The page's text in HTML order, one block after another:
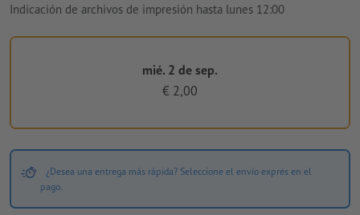
Indicación de archivos de impresión hasta lunes 12:00
mié. 2 de sep.
€ 2,00
¿Desea una entrega más rápida? Seleccione el envío exprés en el
pago.